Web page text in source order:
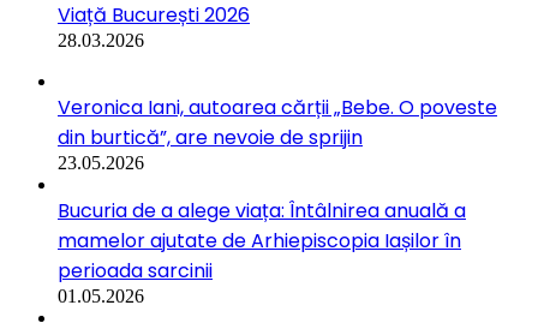
Viață București 2026
28.03.2026
Veronica Iani, autoarea cărții „Bebe. O poveste
din burtică”, are nevoie de sprijin
23.05.2026
Bucuria de a alege viața: Întâlnirea anuală a
mamelor ajutate de Arhiepiscopia Iașilor în
perioada sarcinii
01.05.2026